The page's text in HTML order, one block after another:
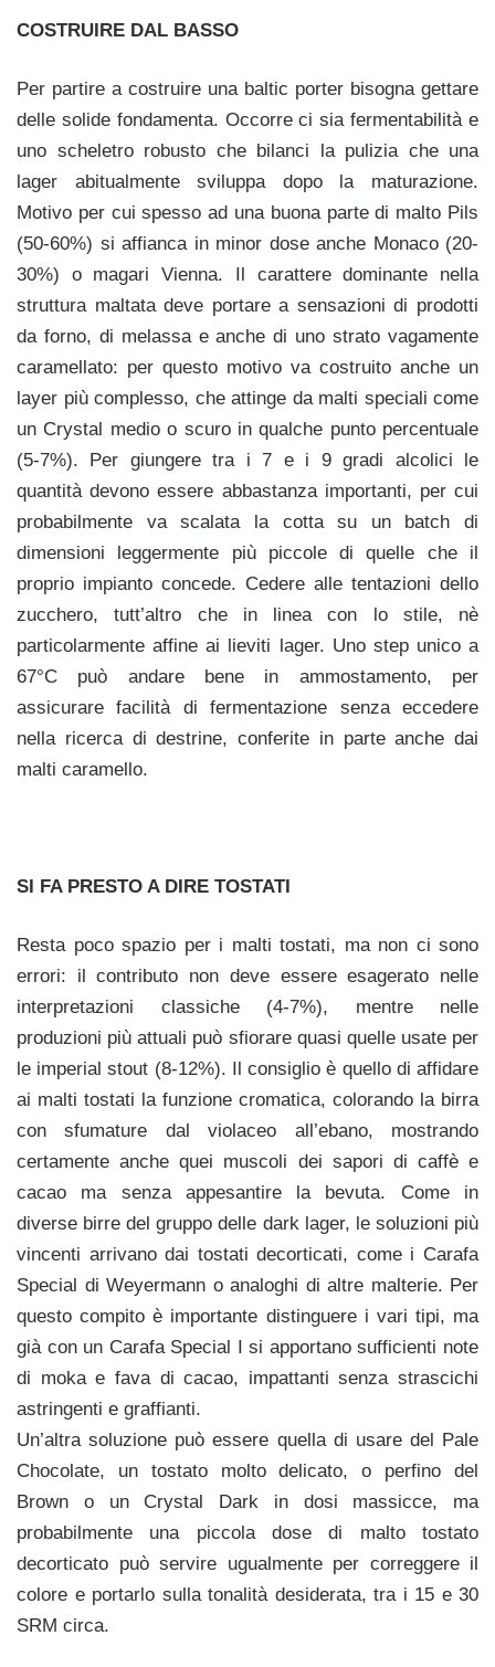
COSTRUIRE DAL BASSO
Per partire a costruire una baltic porter bisogna gettare
delle solide fondamenta. Occorre ci sia fermentabilità e
uno scheletro robusto che bilanci la pulizia che una
lager abitualmente sviluppa dopo la maturazione.
Motivo per cui spesso ad una buona parte di malto Pils
(50-60%) si affianca in minor dose anche Monaco (20-
30%) o magari Vienna. Il carattere dominante nella
struttura maltata deve portare a sensazioni di prodotti
da forno, di melassa e anche di uno strato vagamente
caramellato: per questo motivo va costruito anche un
layer più complesso, che attinge da malti speciali come
un Crystal medio o scuro in qualche punto percentuale
(5-7%). Per giungere tra i 7 e i 9 gradi alcolici le
quantità devono essere abbastanza importanti, per cui
probabilmente va scalata la cotta su un batch di
dimensioni leggermente più piccole di quelle che il
proprio impianto concede. Cedere alle tentazioni dello
zucchero, tutt’altro che in linea con lo stile, nè
particolarmente affine ai lieviti lager. Uno step unico a
67°C può andare bene in ammostamento, per
assicurare facilità di fermentazione senza eccedere
nella ricerca di destrine, conferite in parte anche dai
malti caramello.
SI FA PRESTO A DIRE TOSTATI
Resta poco spazio per i malti tostati, ma non ci sono
errori: il contributo non deve essere esagerato nelle
interpretazioni classiche (4-7%), mentre nelle
produzioni più attuali può sfiorare quasi quelle usate per
le imperial stout (8-12%). Il consiglio è quello di affidare
ai malti tostati la funzione cromatica, colorando la birra
con sfumature dal violaceo all’ebano, mostrando
certamente anche quei muscoli dei sapori di caffè e
cacao ma senza appesantire la bevuta. Come in
diverse birre del gruppo delle dark lager, le soluzioni più
vincenti arrivano dai tostati decorticati, come i Carafa
Special di Weyermann o analoghi di altre malterie. Per
questo compito è importante distinguere i vari tipi, ma
già con un Carafa Special I si apportano sufficienti note
di moka e fava di cacao, impattanti senza strascichi
astringenti e graffianti.
Un’altra soluzione può essere quella di usare del Pale
Chocolate, un tostato molto delicato, o perfino del
Brown o un Crystal Dark in dosi massicce, ma
probabilmente una piccola dose di malto tostato
decorticato può servire ugualmente per correggere il
colore e portarlo sulla tonalità desiderata, tra i 15 e 30
SRM circa.